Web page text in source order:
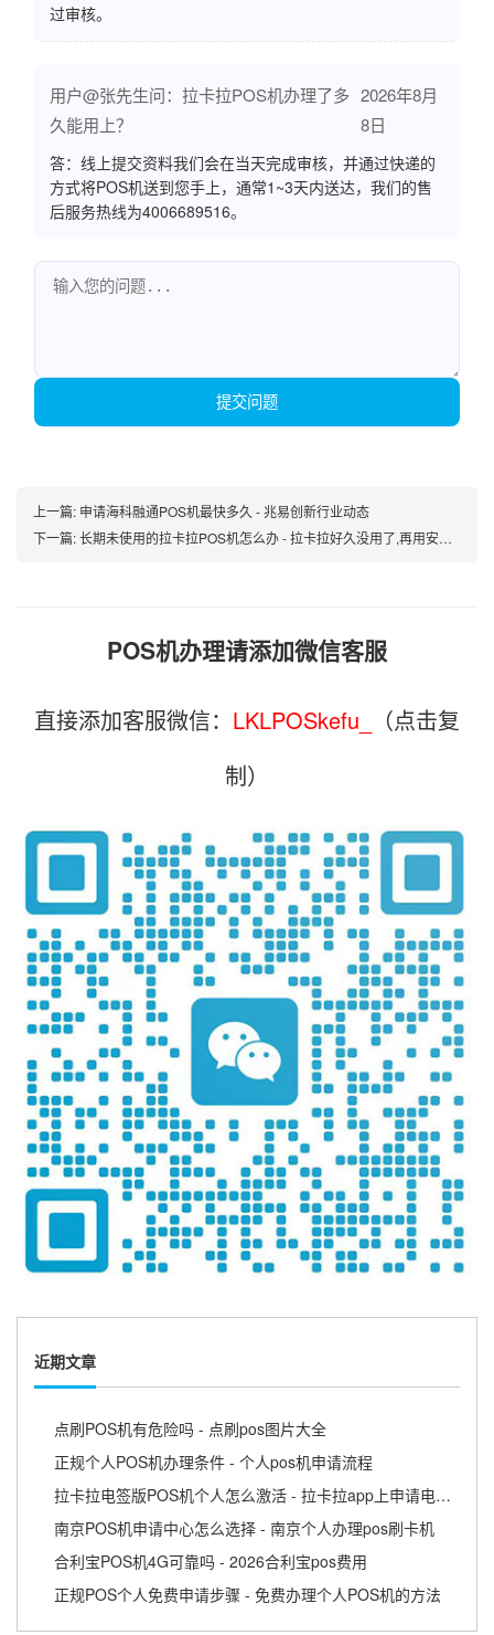
过审核。
用户@张先生问：拉卡拉POS机办理了多
久能用上？
2026年8月
8日
答：线上提交资料我们会在当天完成审核，并通过快递的
方式将POS机送到您手上，通常1~3天内送达，我们的售
后服务热线为4006689516。
提交问题
上一篇: 申请海科融通POS机最快多久 - 兆易创新行业动态
下一篇:长期未使用的拉卡拉POS机怎么办 - 拉卡拉好久没用了,再用安全吗
POS机办理请添加微信客服
直接添加客服微信： LKLPOSkefu_
（点击复
制）
近期文章
点刷POS机有危险吗 - 点刷pos图片大全
正规个人POS机办理条件 - 个人pos机申请流程
拉卡拉电签版POS机个人怎么激活 - 拉卡拉app上申请电签pos需要收费吗
南京POS机申请中心怎么选择 - 南京个人办理pos刷卡机
合利宝POS机4G可靠吗 - 2026合利宝pos费用
正规POS个人免费申请步骤 - 免费办理个人POS机的方法